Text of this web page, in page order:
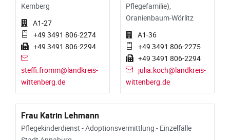
Kemberg
A1-27
+49 3491 806-2274
+49 3491 806-2294
steffi.fromm@landkreis-
wittenberg.de
Pflegefamilie),
Oranienbaum-Wörlitz
A1-36
+49 3491 806-2275
+49 3491 806-2294
julia.koch@landkreis-
wittenberg.de
Frau Katrin Lehmann
Pflegekinderdienst - Adoptionsvermittlung - Einzelfälle